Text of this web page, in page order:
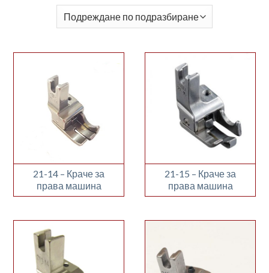
21-14 – Краче за
права машина
21-15 – Краче за
права машина